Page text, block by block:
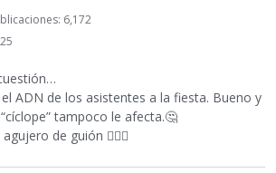
6,172
ADN de los asistentes a la fiesta. Bueno y
tampoco le afecta.🤔
de guión 🤷🏼‍♂️